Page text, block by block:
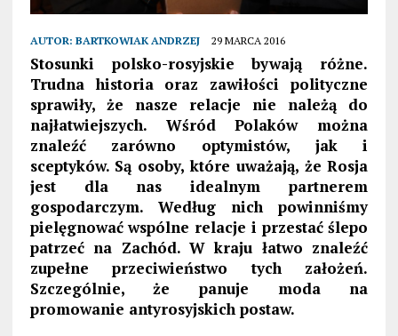
AUTOR: BARTKOWIAK ANDRZEJ 29 MARCA 2016
Stosunki polsko-rosyjskie bywają różne.
Trudna historia oraz zawiłości polityczne
sprawiły, że nasze relacje nie należą do
najłatwiejszych. Wśród Polaków można
znaleźć zarówno optymistów, jak i
sceptyków. Są osoby, które uważają, że Rosja
jest dla nas idealnym partnerem
gospodarczym. Według nich powinniśmy
pielęgnować wspólne relacje i przestać ślepo
patrzeć na Zachód. W kraju łatwo znaleźć
zupełne przeciwieństwo tych założeń.
Szczególnie, że panuje moda na
promowanie antyrosyjskich postaw.